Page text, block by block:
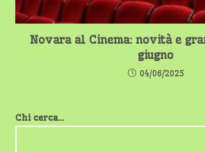
Novara al Cinema: novità e
giugno
04/06/2025
Chi cerca...